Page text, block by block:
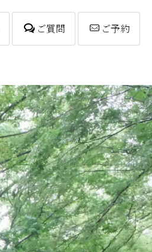
ご質問 ご予約